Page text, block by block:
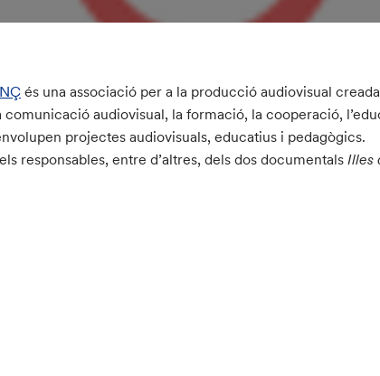
és una associació per a la producció audiovisual
comunicació audiovisual, la formació, la cooperació,
projectes audiovisuals, educatius i pedagògics.
responsables, entre d’altres, dels dos documentalsIlles